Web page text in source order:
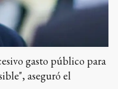
gasto público para
aseguró el